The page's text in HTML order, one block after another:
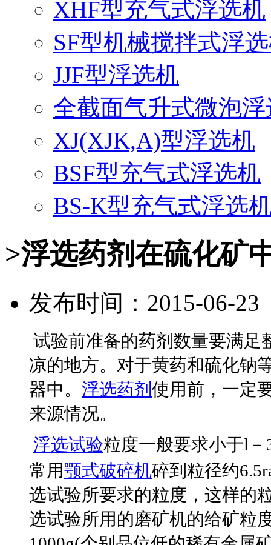
XHF型充气式浮选机
SF型机械搅拌式浮
JJF型浮选机
全截面气升式微泡
XJ(XJK,A)型浮选机
BSF型充气式浮选机
BS-K型充气式浮选
>浮选药剂在硫化矿
发布时间：2015-06-23
试验前准备的药剂数量要满足
凉的地方。对于黄药和硫化钠
器中。 浮选药剂 使用前，一定
来源情况。
浮选试验粒度一般要求小于l
常用颚式破碎机碎到粒径约
选试验所要求的粒度，这样的
选试验所用的磨矿机的给矿粒